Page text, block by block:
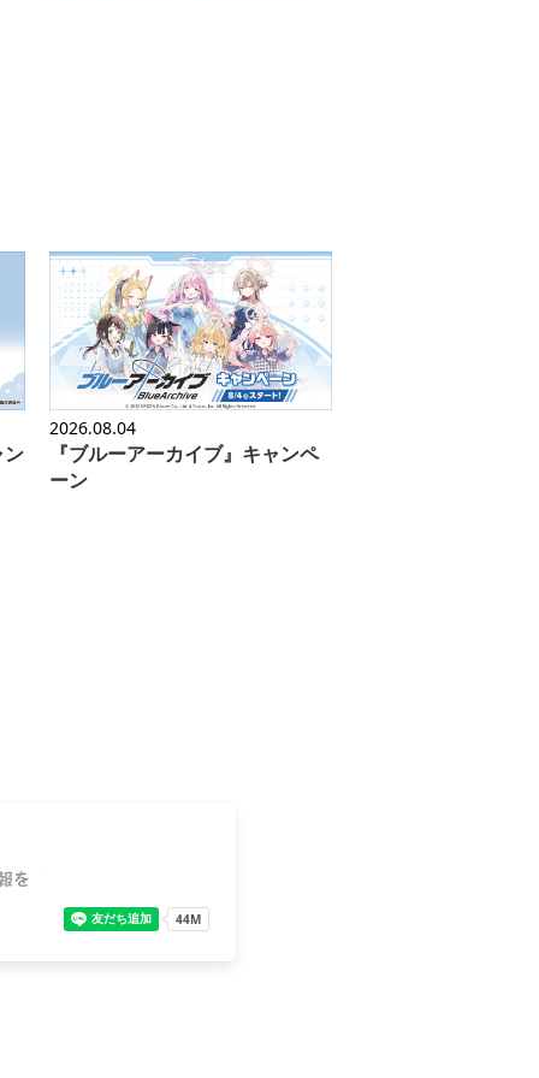
ン
2026.08.04
『ブルーアーカイブ』キャンペ
ーン